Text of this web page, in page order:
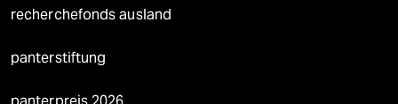
recherchefonds ausland
panterstiftung